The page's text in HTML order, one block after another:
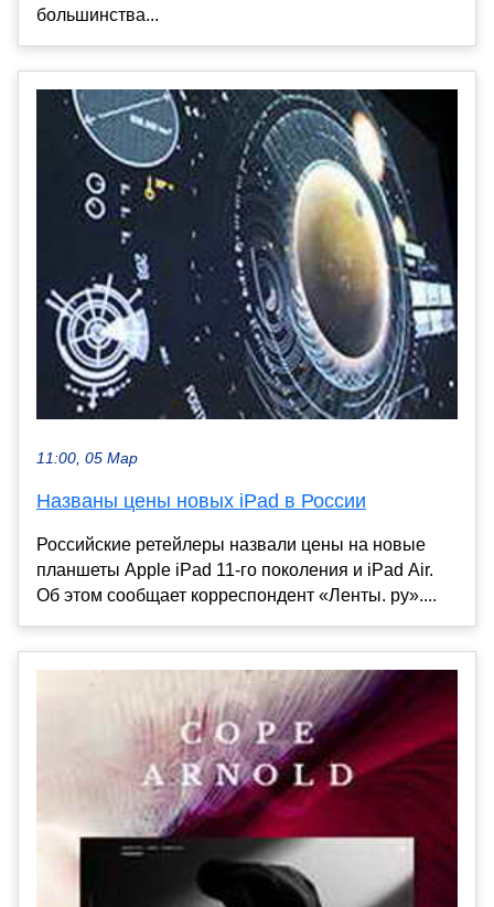
большинства...
11:00, 05 Мар
Названы цены новых iPad в России
Российские ретейлеры назвали цены на новые
планшеты Apple iPad 11-го поколения и iPad Air.
Об этом сообщает корреспондент «Ленты. ру»....